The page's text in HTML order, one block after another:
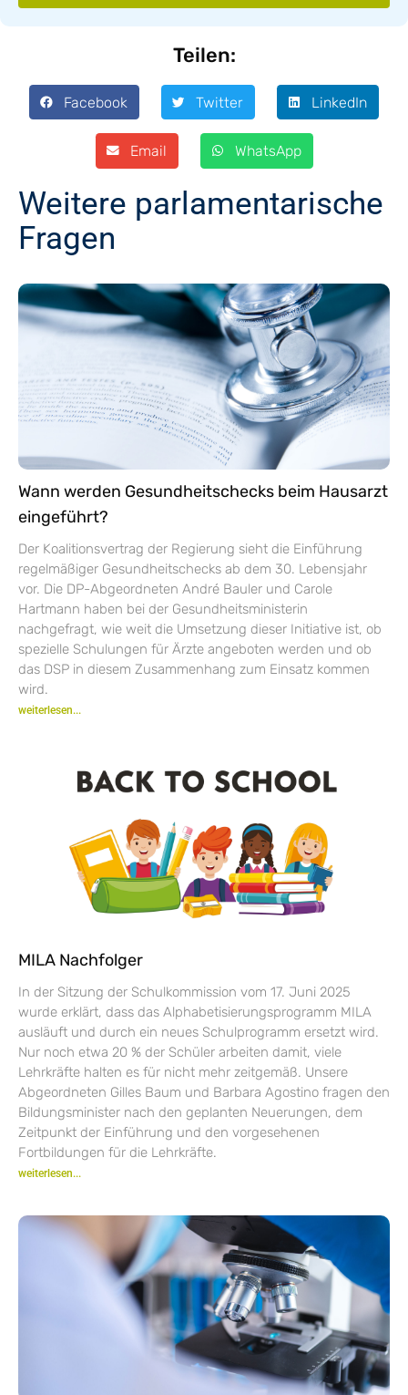
Teilen:
Facebook Twitter LinkedIn
Email WhatsApp
Weitere parlamentarische
Fragen
Wann werden Gesundheitschecks beim Hausarzt
eingeführt?
Der Koalitionsvertrag der Regierung sieht die Einführung
regelmäßiger Gesundheitschecks ab dem 30. Lebensjahr
vor. Die DP-Abgeordneten André Bauler und Carole
Hartmann haben bei der Gesundheitsministerin
nachgefragt, wie weit die Umsetzung dieser Initiative ist, ob
spezielle Schulungen für Ärzte angeboten werden und ob
das DSP in diesem Zusammenhang zum Einsatz kommen
wird.
weiterlesen...
MILA Nachfolger
In der Sitzung der Schulkommission vom 17. Juni 2025
wurde erklärt, dass das Alphabetisierungsprogramm MILA
ausläuft und durch ein neues Schulprogramm ersetzt wird.
Nur noch etwa 20 % der Schüler arbeiten damit, viele
Lehrkräfte halten es für nicht mehr zeitgemäß. Unsere
Abgeordneten Gilles Baum und Barbara Agostino fragen den
Bildungsminister nach den geplanten Neuerungen, dem
Zeitpunkt der Einführung und den vorgesehenen
Fortbildungen für die Lehrkräfte.
weiterlesen...